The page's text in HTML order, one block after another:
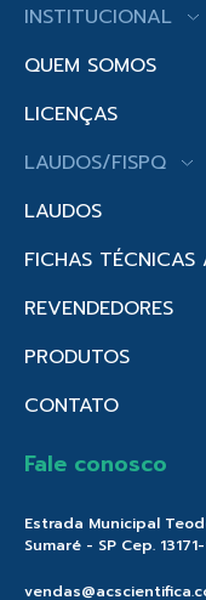
INSTITUCIONAL
QUEM SOMOS
LICENÇAS
LAUDOS/FISPQ
LAUDOS
FICHAS
REVENDEDORES
PRODUTOS
CONTATO
Fale conosco
Estrada Municipal
Sumaré - SP Cep.